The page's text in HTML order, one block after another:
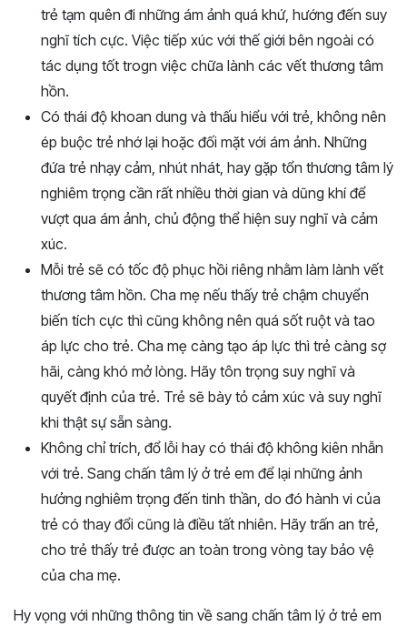
trẻ tạm quên đi những ám ảnh quá khứ, hướng đến suy
nghĩ tích cực. Việc tiếp xúc với thế giới bên ngoài có
tác dụng tốt trogn việc chữa lành các vết thương tâm
hồn.
Có thái độ khoan dung và thấu hiểu với trẻ, không nên
ép buộc trẻ nhớ lại hoặc đối mặt với ám ảnh. Những
đứa trẻ nhạy cảm, nhút nhát, hay gặp tổn thương tâm lý
nghiêm trọng cần rất nhiều thời gian và dũng khí để
vượt qua ám ảnh, chủ động thể hiện suy nghĩ và cảm
xúc.
Mỗi trẻ sẽ có tốc độ phục hồi riêng nhằm làm lành vết
thương tâm hồn. Cha mẹ nếu thấy trẻ chậm chuyển
biến tích cực thì cũng không nên quá sốt ruột và tao
áp lực cho trẻ. Cha mẹ càng tạo áp lực thì trẻ càng sợ
hãi, càng khó mở lòng. Hãy tôn trọng suy nghĩ và
quyết định của trẻ. Trẻ sẽ bày tỏ cảm xúc và suy nghĩ
khi thật sự sẵn sàng.
Không chỉ trích, đổ lỗi hay có thái độ không kiên nhẫn
với trẻ. Sang chấn tâm lý ở trẻ em để lại những ảnh
hưởng nghiêm trọng đến tinh thần, do đó hành vi của
trẻ có thay đổi cũng là điều tất nhiên. Hãy trấn an trẻ,
cho trẻ thấy trẻ được an toàn trong vòng tay bảo vệ
của cha mẹ.
Hy vọng với những thông tin về sang chấn tâm lý ở trẻ em